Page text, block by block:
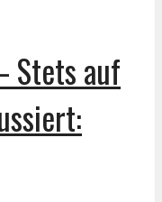
Stets auf